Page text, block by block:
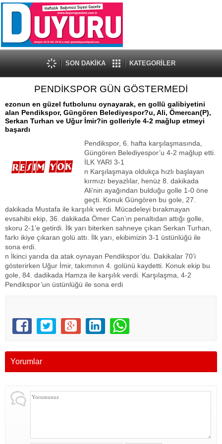
SON DAKİKA KATEGORİLER
PENDİKSPOR GÜN GÖSTERMEDİ
ezonun en güzel futbolunu oynayarak, en gollü galibiyetini
alan Pendikspor, Güngören Belediyespor?u, Ali, Ömercan(P),
Serkan Turhan ve Uğur İmir?in golleriyle 4-2 mağlup etmeyi
başardı
Pendikspor, 6. hafta karşılaşmasında,
Güngören Belediyespor’u 4-2 mağlup etti.
İLK YARI 3-1
n Karşılaşmaya oldukça hızlı başlayan
kırmızı beyazlılar, henüz 8. dakikada
Ali’nin ayağından bulduğu golle 1-0 öne
geçti. Konuk Güngören bu gole, 27.
dakikada Mustafa ile karşılık verdi. Mücadeleyi bırakmayan
evsahibi ekip, 36. dakikada Ömer Can’ın penaltıdan attığı golle,
skoru 2-1’e getirdi. İlk yarı biterken sahneye çıkan Serkan Turhan,
farkı ikiye çıkaran golü attı. İlk yarı, ekibimizin 3-1 üstünlüğü ile
sona erdi.
n İkinci yarıda da atak oynayan Pendikspor’du. Dakikalar 70’i
gösterirken Uğur İmir, takımının 4. golünü kaydetti. Konuk ekip bu
gole, 84. dadikada Hamza ile karşılık verdi. Karşılaşma, 4-2
Pendikspor’un üstünlüğü ile sona erdi
Yorumlar